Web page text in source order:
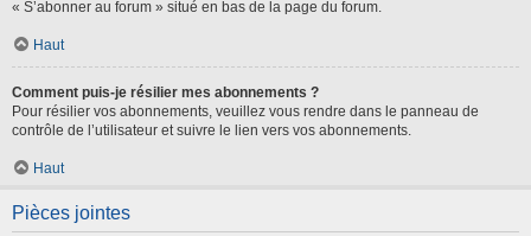
« S’abonner au forum » situé en bas de la page du forum.
Haut
Comment puis-je résilier mes abonnements ?
Pour résilier vos abonnements, veuillez vous rendre dans le panneau de
contrôle de l’utilisateur et suivre le lien vers vos abonnements.
Haut
Pièces jointes